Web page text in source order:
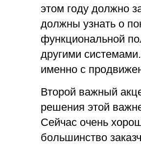
этом году должно
должны узнать о
функциональной
другими
именно с
Второй важный
решения этой
Сейчас очень
большинство